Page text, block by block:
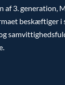
af 3. generation,
beskæftiger i